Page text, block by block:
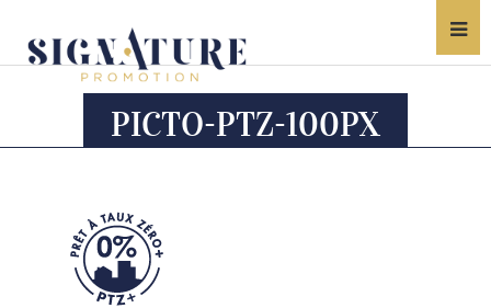
PICTO-PTZ-100PX